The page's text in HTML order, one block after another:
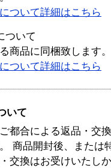
ついて詳細はこちら
ついて
商品に同梱致します。
ついて詳細はこちら
いて
都合による返品・交
商品開封後、または
交換はお受けいたし